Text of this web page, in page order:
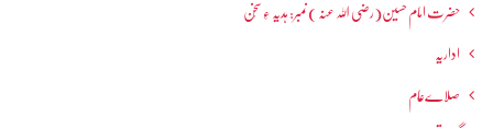
حضرت امام حسین(رضی اللہ عنہ ) نمبر: ہدیہ ءِ سُخن
اداریہ
صلاےعام